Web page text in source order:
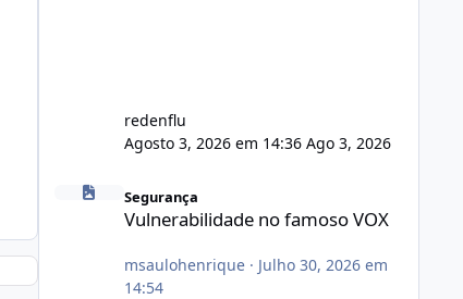
redenflu
Agosto 3, 2026 em 14:36 Ago 3, 2026
Vulnerabilidade no famoso VOX
Segurança
Vulnerabilidade no famoso VOX
msaulohenrique· Julho 30, 2026 em
14:54